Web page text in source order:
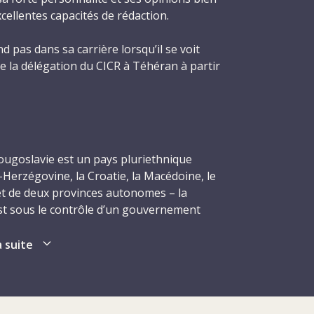
capacités de rédaction.
pas dans sa carrière lorsqu’il se voit
la délégation du CICR à Téhéran à partir
est félicité pour la vigilance avec
du CICR – y compris des populations
de protéger. Après son retour au
une courte période, il est envoyé en
la fonction de chef de la sous-délégation
– mais la délégation doit également
est un pays pluriethnique
la Croatie, la Macédoine, le
de deux provinces autonomes – la
sous le contrôle d’un gouvernement
froide. Il jouit d’une relative
des années 1970 et 1980. La chute du
suite